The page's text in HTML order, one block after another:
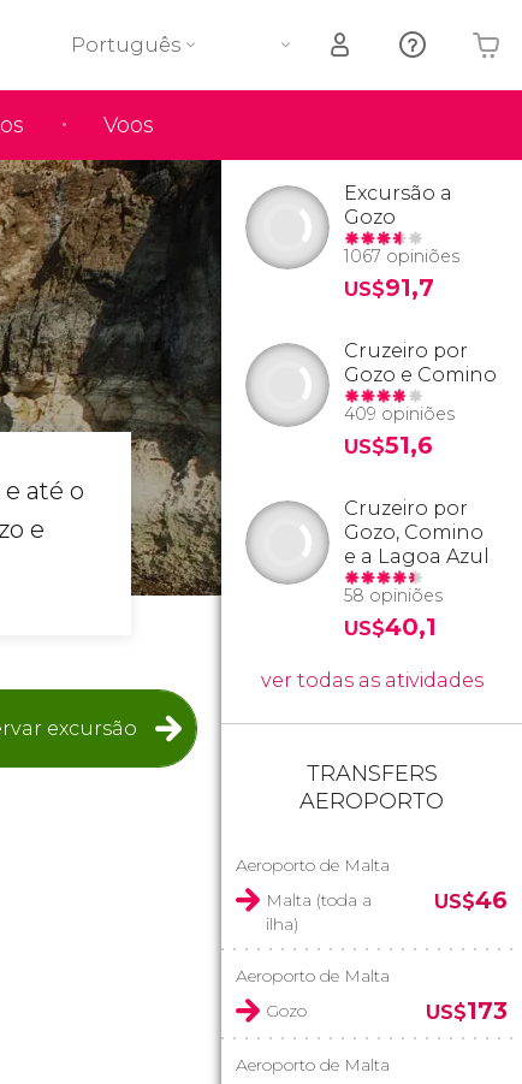
Voos
Português
até o
e
excursão
Excursão a
Gozo
1067 opiniões
US$91,7
Cruzeiro por
Gozo e Comino
409 opiniões
US$51,6
Cruzeiro por
Gozo, Comino
e a Lagoa Azul
58 opiniões
US$40,1
ver todas as atividades
TRANSFERS
AEROPORTO
Aeroporto de Malta
Malta (toda a
ilha)
US$46
Aeroporto de Malta
Gozo
US$173
Aeroporto de Malta